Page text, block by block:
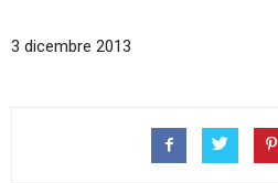
3 dicembre 2013